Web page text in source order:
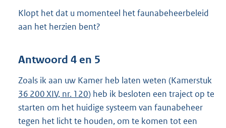
Klopt het dat u momenteel het faunabeheerbeleid
aan het herzien bent?
Antwoord 4 en 5
Zoals ik aan uw Kamer heb laten weten (Kamerstuk
36 200 XIV, nr. 120) heb ik besloten een traject op te
starten om het huidige systeem van faunabeheer
tegen het licht te houden, om te komen tot een